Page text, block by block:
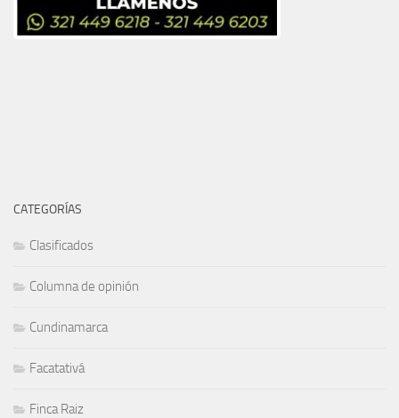
CATEGORÍAS
Clasificados
Columna de opinión
Cundinamarca
Facatativá
Finca Raiz